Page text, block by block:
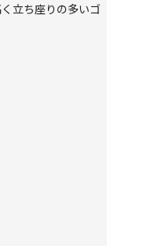
立ち座りの多いゴ